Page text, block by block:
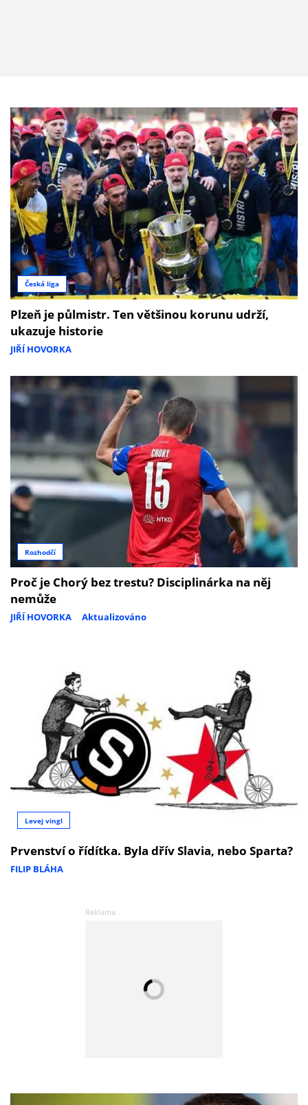
Česká liga
Plzeň je půlmistr. Ten většinou korunu udrží,
ukazuje historie
JIŘÍ HOVORKA
Rozhodčí
Proč je Chorý bez trestu? Disciplinárka na něj
nemůže
JIŘÍ HOVORKA Aktualizováno
Levej vingl
Prvenství o řídítka. Byla dřív Slavia, nebo Sparta?
FILIP BLÁHA